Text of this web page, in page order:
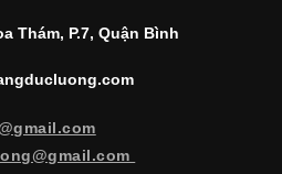
h
Thám, P.7, Quận Bình